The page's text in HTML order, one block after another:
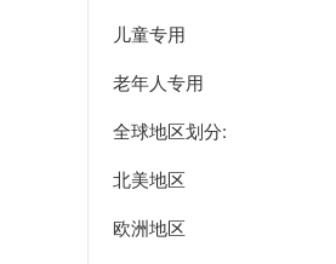
儿童专用
老年人专用
全球地区划分:
北美地区
欧洲地区